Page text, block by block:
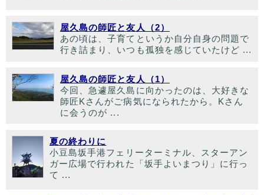
屋久島の師匠と友人（2）
あの頃は、子育てというか自分自身の問題で
行き詰まり、いつも孤独を感じていたけど ...
屋久島の師匠と友人（1）
今回、急遽屋久島に向かったのは、大好きな
師匠Kさんがご病気になられたから。Kさん
に会うのが ...
夏の終わりに
小豆島坂手港フェリーターミナル、スターアン
ガー広場で行われた「坂手よいまつり」に行っ
て ...